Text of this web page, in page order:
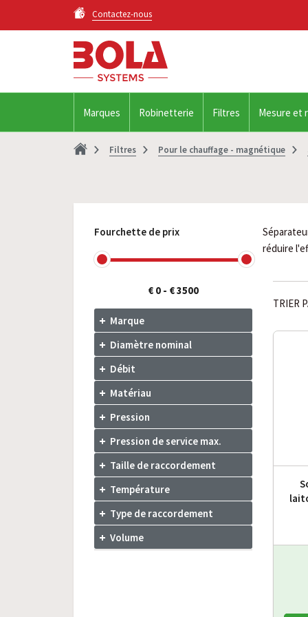
Contactez-nous
Marques Robinetterie Filtres Mesure et
Filtres Pour le chauffage - magnétique
Fourchette de prix
€ 0 - € 3500
Marque
Diamètre nominal
Débit
Matériau
Pression
Pression de service max.
Taille de raccordement
Température
Type de raccordement
Volume
réduire
TRIER